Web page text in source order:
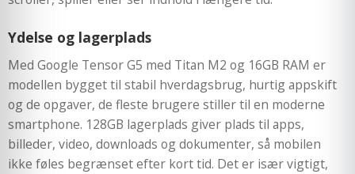
Ydelse og lagerplads
Med Google Tensor G5 med Titan M2 og 16GB RAM er
modellen bygget til stabil hverdagsbrug, hurtig appskift
og de opgaver, de fleste brugere stiller til en moderne
smartphone. 128GB lagerplads giver plads til apps,
billeder, video, downloads og dokumenter, så mobilen
ikke føles begrænset efter kort tid. Det er især vigtigt,